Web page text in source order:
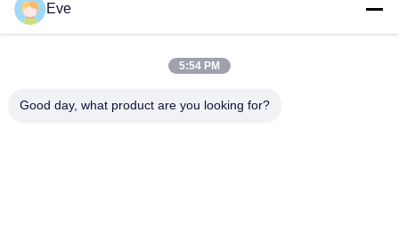
Eve
5:54 PM
Good day, what product are you looking for?